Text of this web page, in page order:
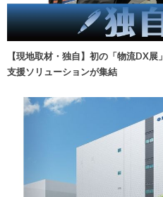
【現地取材・独自】初の「物流DX
支援ソリューションが集結